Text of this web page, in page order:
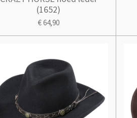
(1652)
€ 64,90